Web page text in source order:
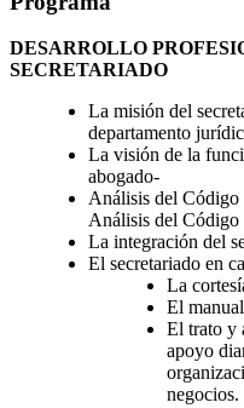
DESARROLLO
SECRETARIADO
La misión del
departamento
La visión de la
abogado-
Análisis del Código
Análisis del Código
La integración del
El secretariado en
La
El
El trato y
apoyo
negocios.